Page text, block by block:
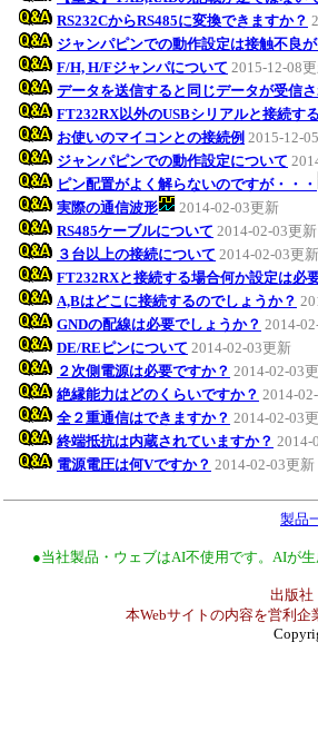
RS232CからRS485に変換できますか？
ジャンパピンでの動作設定は接触不良
F/H, H/Fジャンパについて 2015-12-08
データを送信すると同じデータが受信さ
FT232RX以外のUSBシリアルと接続す
お使いのマイコンとの接続例 2015-12-
ジャンパピンでの動作設定について
ピン配置がよく解らないのですが・・・
実際の通信波形
2014-02-03更新
RS485ケーブルについて 2014-02-03更新
３台以上の接続について 2014-02-03更新
FT232RXと接続する場合何か設定は必
A,Bはどこに接続するのでしょうか？
GNDの配線は必要でしょうか？ 2014-
DE/REピンについて 2014-02-03更新
２次側電源は必要ですか？ 2014-02-03
絶縁能力はどのくらいですか？ 2014-
全２重通信はできますか？ 2014-02-03
終端抵抗は内蔵されていますか？ 2014-
電源電圧は何Vですか？ 2014-02-03更新
製品
●当社製品・ウェブはAI不使用です。AIが
出版社
本Webサイトの内容を営利